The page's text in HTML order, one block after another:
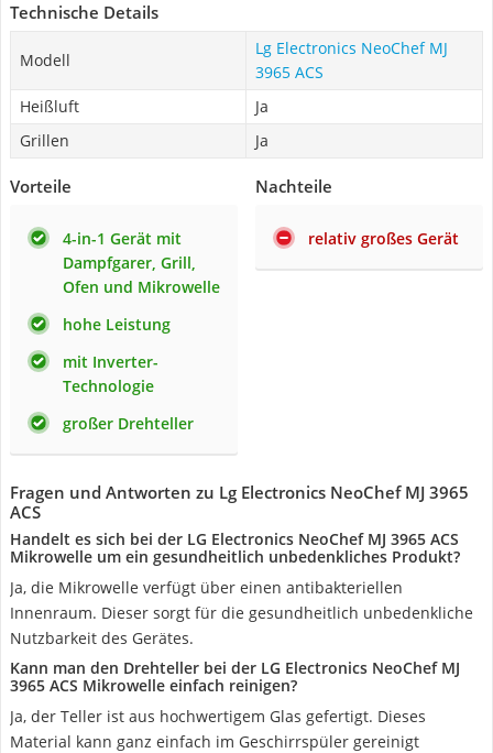
Technische Details
Modell
Lg Electronics NeoChef MJ
3965 ACS
Heißluft
Ja
Grillen
Ja
Vorteile
4-in-1 Gerät mit
Dampfgarer, Grill,
Ofen und Mikrowelle
hohe Leistung
mit Inverter-
Technologie
großer Drehteller
Nachteile
relativ großes Gerät
Fragen und Antworten zu Lg Electronics NeoChef MJ 3965
ACS
Handelt es sich bei der LG Electronics NeoChef MJ 3965 ACS
Mikrowelle um ein gesundheitlich unbedenkliches Produkt?
Ja, die Mikrowelle verfügt über einen antibakteriellen
Innenraum. Dieser sorgt für die gesundheitlich unbedenkliche
Nutzbarkeit des Gerätes.
Kann man den Drehteller bei der LG Electronics NeoChef MJ
3965 ACS Mikrowelle einfach reinigen?
Ja, der Teller ist aus hochwertigem Glas gefertigt. Dieses
Material kann ganz einfach im Geschirrspüler gereinigt